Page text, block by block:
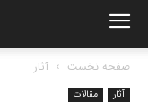
صفحه نخست آثار
آثار مقالات